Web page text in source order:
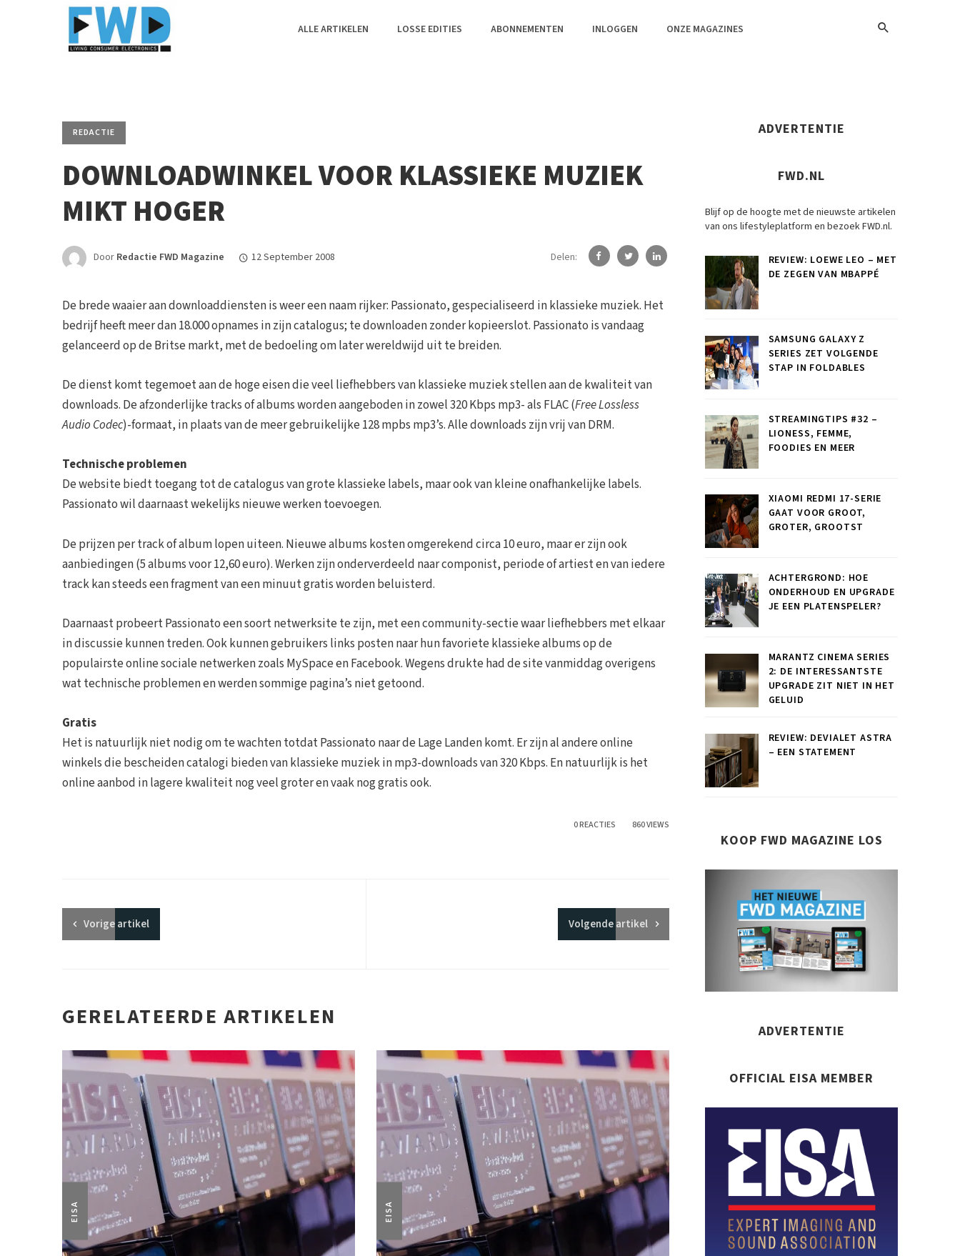
ALLE ARTIKELEN LOSSE EDITIES ABONNEMENTEN INLOGGEN ONZE MAGAZINES
REDACTIE
DOWNLOADWINKEL VOOR KLASSIEKE MUZIEK
MIKT HOGER
Door Redactie FWD Magazine 12 September 2008 Delen:
De brede waaier aan downloaddiensten is weer een naam rijker: Passionato, gespecialiseerd in klassieke muziek. Het
bedrijf heeft meer dan 18.000 opnames in zijn catalogus; te downloaden zonder kopieerslot. Passionato is vandaag
gelanceerd op de Britse markt, met de bedoeling om later wereldwijd uit te breiden.
De dienst komt tegemoet aan de hoge eisen die veel liefhebbers van klassieke muziek stellen aan de kwaliteit van
downloads. De afzonderlijke tracks of albums worden aangeboden in zowel 320 Kbps mp3- als FLAC (Free Lossless
Audio Codec)-formaat, in plaats van de meer gebruikelijke 128 mpbs mp3’s. Alle downloads zijn vrij van DRM.
Technische problemen
De website biedt toegang tot de catalogus van grote klassieke labels, maar ook van kleine onafhankelijke labels.
Passionato wil daarnaast wekelijks nieuwe werken toevoegen.
De prijzen per track of album lopen uiteen. Nieuwe albums kosten omgerekend circa 10 euro, maar er zijn ook
aanbiedingen (5 albums voor 12,60 euro). Werken zijn onderverdeeld naar componist, periode of artiest en van iedere
track kan steeds een fragment van een minuut gratis worden beluisterd.
Daarnaast probeert Passionato een soort netwerksite te zijn, met een community-sectie waar liefhebbers met elkaar
in discussie kunnen treden. Ook kunnen gebruikers links posten naar hun favoriete klassieke albums op de
populairste online sociale netwerken zoals MySpace en Facebook. Wegens drukte had de site vanmiddag overigens
wat technische problemen en werden sommige pagina’s niet getoond.
Gratis
Het is natuurlijk niet nodig om te wachten totdat Passionato naar de Lage Landen komt. Er zijn al andere online
winkels die bescheiden catalogi bieden van klassieke muziek in mp3-downloads van 320 Kbps. En natuurlijk is het
online aanbod in lagere kwaliteit nog veel groter en vaak nog gratis ook.
0 REACTIES 860 VIEWS
Vorigeartikel Volgendeartikel
GERELATEERDE ARTIKELEN
EISA EISA
ADVERTENTIE
FWD.NL
Blijf op de hoogte met de nieuwste artikelen
van ons lifestyleplatform en bezoek FWD.nl.
REVIEW: LOEWE LEO – MET
DE ZEGEN VAN MBAPPÉ
SAMSUNG GALAXY Z
SERIES ZET VOLGENDE
STAP IN FOLDABLES
STREAMINGTIPS #32 –
LIONESS, FEMME,
FOODIES EN MEER
XIAOMI REDMI 17-SERIE
GAAT VOOR GROOT,
GROTER, GROOTST
ACHTERGROND: HOE
ONDERHOUD EN UPGRADE
JE EEN PLATENSPELER?
MARANTZ CINEMA SERIES
2: DE INTERESSANTSTE
UPGRADE ZIT NIET IN HET
GELUID
REVIEW: DEVIALET ASTRA
– EEN STATEMENT
KOOP FWD MAGAZINE LOS
ADVERTENTIE
OFFICIAL EISA MEMBER